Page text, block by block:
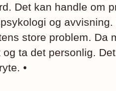
Det kan handle om
og avvisning.
store problem. Da
ta det personlig.
•